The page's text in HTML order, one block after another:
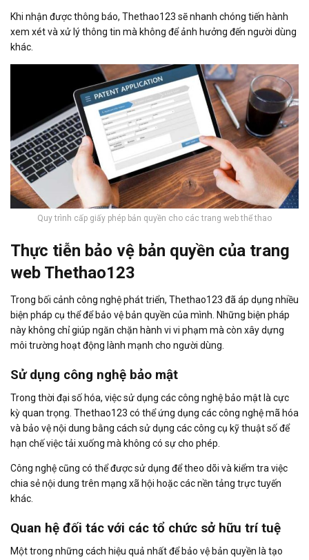
Khi nhận được thông báo, Thethao123 sẽ nhanh chóng tiến hành
xem xét và xử lý thông tin mà không để ảnh hưởng đến người dùng
khác.
Quy trình cấp giấy phép bản quyền cho các trang web thể thao
Thực tiễn bảo vệ bản quyền của trang
web Thethao123
Trong bối cảnh công nghệ phát triển, Thethao123 đã áp dụng nhiều
biện pháp cụ thể để bảo vệ bản quyền của mình. Những biện pháp
này không chỉ giúp ngăn chặn hành vi vi phạm mà còn xây dựng
môi trường hoạt động lành mạnh cho người dùng.
Sử dụng công nghệ bảo mật
Trong thời đại số hóa, việc sử dụng các công nghệ bảo mật là cực
kỳ quan trọng. Thethao123 có thể ứng dụng các công nghệ mã hóa
và bảo vệ nội dung bằng cách sử dụng các công cụ kỹ thuật số để
hạn chế việc tải xuống mà không có sự cho phép.
Công nghệ cũng có thể được sử dụng để theo dõi và kiểm tra việc
chia sẻ nội dung trên mạng xã hội hoặc các nền tảng trực tuyến
khác.
Quan hệ đối tác với các tổ chức sở hữu trí tuệ
Một trong những cách hiệu quả nhất để bảo vệ bản quyền là tạo